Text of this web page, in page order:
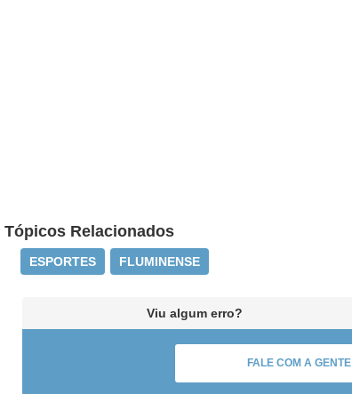
Tópicos Relacionados
ESPORTES FLUMINENSE
Viu algum erro?
FALE COM A GENTE